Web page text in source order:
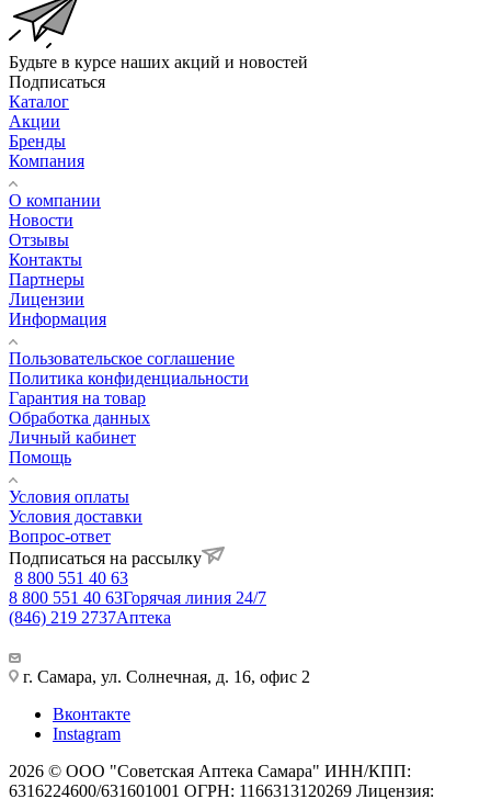
Будьте в курсе наших акций и новостей
Подписаться
Каталог
Акции
Бренды
Компания
О компании
Новости
Отзывы
Контакты
Партнеры
Лицензии
Информация
Пользовательское соглашение
Политика конфиденциальности
Гарантия на товар
Обработка данных
Личный кабинет
Помощь
Условия оплаты
Условия доставки
Вопрос-ответ
Подписаться на рассылку
8 800 551 40 63
8 800 551 40 63Горячая линия 24/7
(846) 219 2737Аптека
г. Самара, ул. Солнечная, д. 16, офис 2
Вконтакте
Instagram
2026 © ООО "Советская Аптека Самара" ИНН/КПП:
6316224600/631601001 ОГРН: 1166313120269 Лицензия: